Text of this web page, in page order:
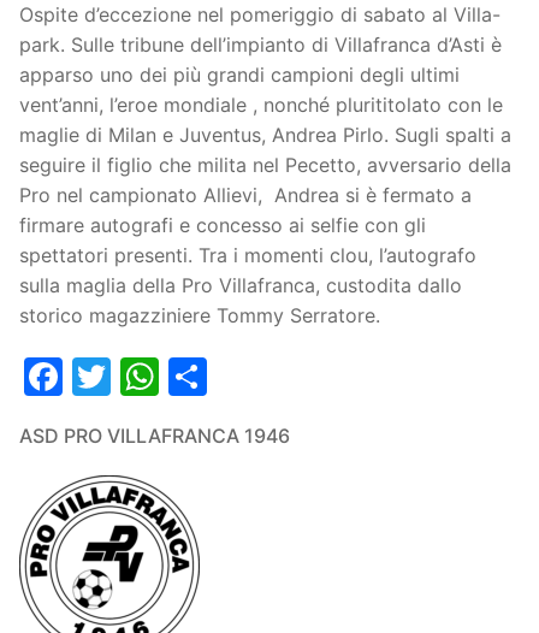
Piccoli amici
Pulcini
Primi calci
Esordienti
Juniores
Eccellenza
Settore Giovanile
Contatti
Sponsor
Ospite d’eccezione nel pomeriggio di sabato al Villa-
park. Sulle tribune dell’impianto di Villafranca d’Asti è
apparso uno dei più grandi campioni degli ultimi
vent’anni, l’eroe mondiale , nonché plurititolato con le
maglie di Milan e Juventus, Andrea Pirlo. Sugli spalti a
seguire il figlio che milita nel Pecetto, avversario della
Pro nel campionato Allievi, Andrea si è fermato a
firmare autografi e concesso ai selfie con gli
spettatori presenti. Tra i momenti clou, l’autografo
sulla maglia della Pro Villafranca, custodita dallo
storico magazziniere Tommy Serratore.
Facebook
TwitterWhatsApp
ASD PRO VILLAFRANCA 1946